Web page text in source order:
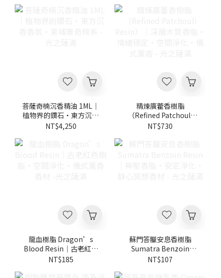
菩薩奇楠沉香精油 1ML｜
植物界的鑽石・東方沉香
香氛・柬埔寨奇楠系 - 光
之薩滿
NT$4,250
精煉廣藿香樹脂
（Refined Patchouli
Resin）｜深層木質香
NT$730
龍血樹脂 Dragon’s
Blood Resin｜古老紅色
樹脂・空間淨化・儀式薰
NT$185
蘇門答臘安息香樹脂
Sumatra Benzoin
Resin｜神聖香脂・安定
NT$107